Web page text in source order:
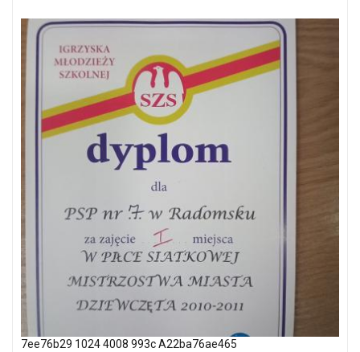
7ee76b29 1024 4008 993c A22ba76ae465